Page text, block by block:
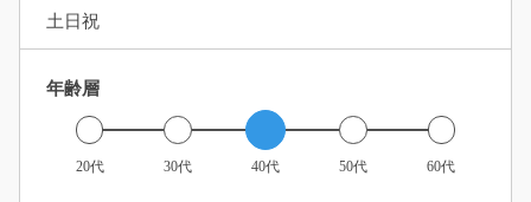
土日祝
年齢層
20代 30代 40代 50代 60代